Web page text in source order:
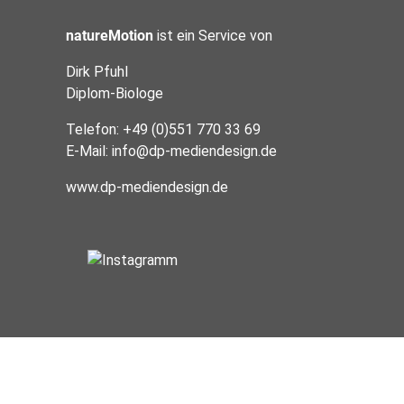
natureMotion ist ein Service von
Dirk Pfuhl
Diplom-Biologe
Telefon: +49 (0)551 770 33 69
E-Mail: info@dp-mediendesign.de
www.dp-mediendesign.de